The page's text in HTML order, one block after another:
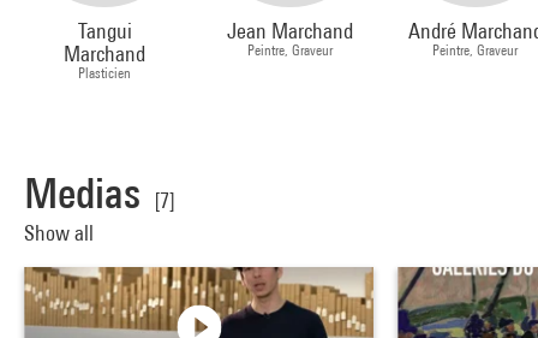
Tangui
Marchand
Plasticien
Jean Marchand
Peintre, Graveur
André
Peintre, Graveur
Medias
[7]
Show all